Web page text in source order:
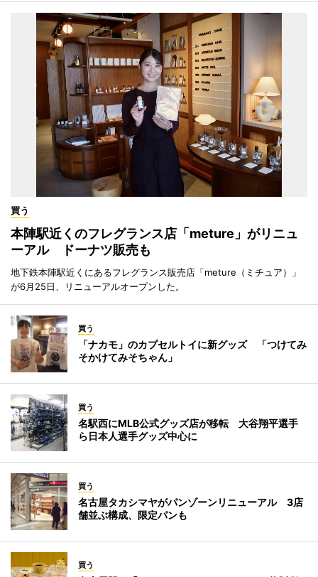
買う
本陣駅近くのフレグランス店「meture」がリニュ
ーアル ドーナツ販売も
地下鉄本陣駅近くにあるフレグランス販売店「meture（ミチュア）」
が6月25日、リニューアルオープンした。
買う
「ナカモ」のカプセルトイに新グッズ 「つけてみ
そかけてみそちゃん」
買う
名駅西にMLB公式グッズ店が移転 大谷翔平選手
ら日本人選手グッズ中心に
買う
名古屋タカシマヤがパンゾーンリニューアル 3店
舗並ぶ構成、限定パンも
買う